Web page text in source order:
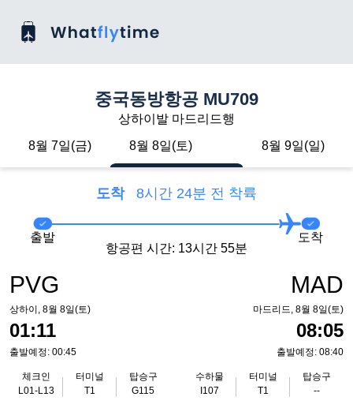
중국동방항공 MU709
상하이발 마드리드행
8월 7일(금)
8월 8일(토) 8월 9일(일)
도착 8시간 24분 전 착륙
PVG
상하이, 8월 8일(토)
01:11
출발예정: 00:45
체크인
L01-L13
터미널
T1
탑승구
G115
출발
항공편 시간: 13시간 55분
도착
MAD
마드리드, 8월 8일(토)
08:05
출발예정: 08:40
수하물
I107
터미널
T1
탑승구
--